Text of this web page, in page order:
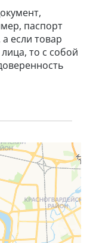
паспорт
если товар
то с собой
×